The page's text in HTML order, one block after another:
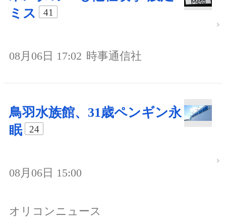
ミス
41
08月06日 17:02 時事通信社
鳥羽水族館、31歳ペンギン永
眠
24
08月06日 15:00
オリコンニュース